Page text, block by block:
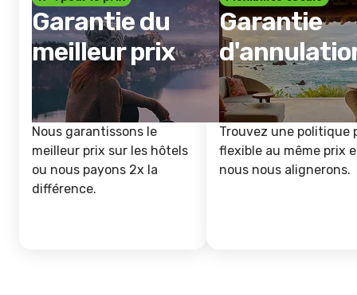
Garantie du
meilleur prix
Nous garantissons le
meilleur prix sur les hôtels
ou nous payons 2x la
différence.
Garantie
Trouvez une politique
flexible au même prix
nous nous alignerons.